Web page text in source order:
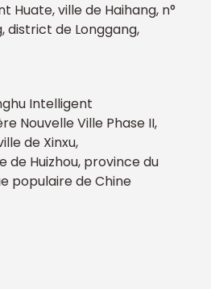
Huate, ville de Haihang, n°
district de Longgang,
Intelligent
Nouvelle Ville Phase II,
de Xinxu,
de Huizhou, province du
populaire de Chine